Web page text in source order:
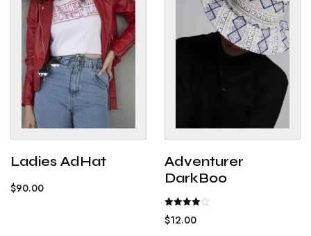
Ladies AdHat
$90.00
Adventurer
DarkBoo
Rated
4.00
$12.00